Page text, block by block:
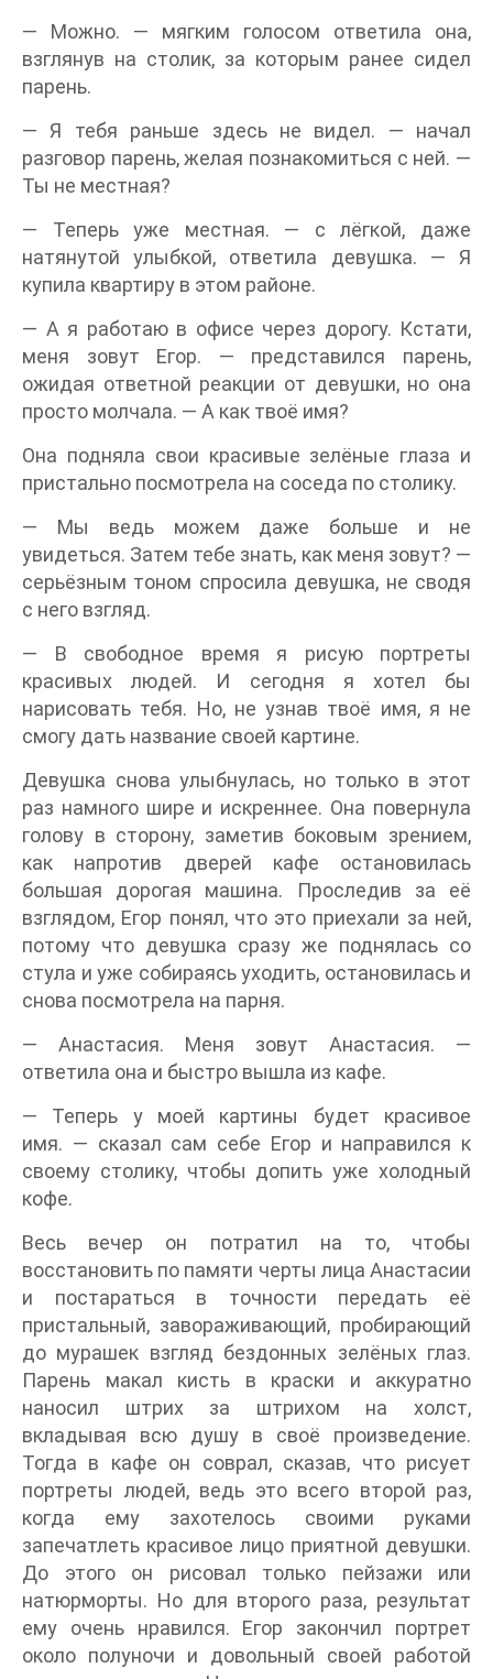
— Можно. — мягким голосом ответила она,
взглянув на столик, за которым ранее сидел
парень.
— Я тебя раньше здесь не видел. — начал
разговор парень, желая познакомиться с ней. —
Ты не местная?
— Теперь уже местная. — с лёгкой, даже
натянутой улыбкой, ответила девушка. — Я
купила квартиру в этом районе.
— А я работаю в офисе через дорогу. Кстати,
меня зовут Егор. — представился парень,
ожидая ответной реакции от девушки, но она
просто молчала. — А как твоё имя?
Она подняла свои красивые зелёные глаза и
пристально посмотрела на соседа по столику.
— Мы ведь можем даже больше и не
увидеться. Затем тебе знать, как меня зовут? —
серьёзным тоном спросила девушка, не сводя
с него взгляд.
— В свободное время я рисую портреты
красивых людей. И сегодня я хотел бы
нарисовать тебя. Но, не узнав твоё имя, я не
смогу дать название своей картине.
Девушка снова улыбнулась, но только в этот
раз намного шире и искреннее. Она повернула
голову в сторону, заметив боковым зрением,
как напротив дверей кафе остановилась
большая дорогая машина. Проследив за её
взглядом, Егор понял, что это приехали за ней,
потому что девушка сразу же поднялась со
стула и уже собираясь уходить, остановилась и
снова посмотрела на парня.
— Анастасия. Меня зовут Анастасия. —
ответила она и быстро вышла из кафе.
— Теперь у моей картины будет красивое
имя. — сказал сам себе Егор и направился к
своему столику, чтобы допить уже холодный
кофе.
Весь вечер он потратил на то, чтобы
восстановить по памяти черты лица Анастасии
и постараться в точности передать её
пристальный, завораживающий, пробирающий
до мурашек взгляд бездонных зелёных глаз.
Парень макал кисть в краски и аккуратно
наносил штрих за штрихом на холст,
вкладывая всю душу в своё произведение.
Тогда в кафе он соврал, сказав, что рисует
портреты людей, ведь это всего второй раз,
когда ему захотелось своими руками
запечатлеть красивое лицо приятной девушки.
До этого он рисовал только пейзажи или
натюрморты. Но для второго раза, результат
ему очень нравился. Егор закончил портрет
около полуночи и довольный своей работой